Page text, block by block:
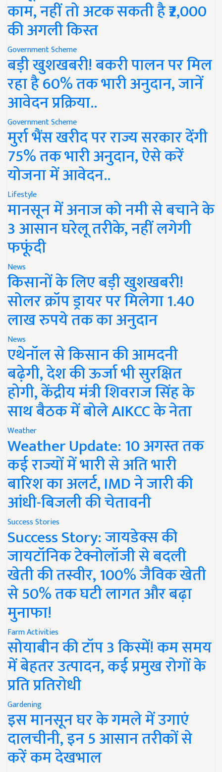
काम, नहीं तो अटक सकती है ₹2,000
की अगली किस्त
Government Scheme
बड़ी खुशखबरी! बकरी पालन पर मिल
रहा है 60% तक भारी अनुदान, जानें
आवेदन प्रक्रिया..
Government Scheme
मुर्रा भैंस खरीद पर राज्य सरकार देंगी
75% तक भारी अनुदान, ऐसे करें
योजना में आवेदन..
Lifestyle
मानसून में अनाज को नमी से बचाने के
3 आसान घरेलू तरीके, नहीं लगेगी
फफूंदी
News
किसानों के लिए बड़ी खुशखबरी!
सोलर क्रॉप ड्रायर पर मिलेगा 1.40
लाख रुपये तक का अनुदान
News
एथेनॉल से किसान की आमदनी
बढ़ेगी, देश की ऊर्जा भी सुरक्षित
होगी, केंद्रीय मंत्री शिवराज सिंह के
साथ बैठक में बोले AIKCC के नेता
Weather
Weather Update: 10 अगस्त तक
कई राज्यों में भारी से अति भारी
बारिश का अलर्ट, IMD ने जारी की
आंधी-बिजली की चेतावनी
Success Stories
Success Story: जायडेक्स की
जायटॉनिक टेक्नोलॉजी से बदली
खेती की तस्वीर, 100% जैविक खेती
से 50% तक घटी लागत और बढ़ा
मुनाफा!
Farm Activities
सोयाबीन की टॉप 3 किस्में! कम समय
में बेहतर उत्पादन, कई प्रमुख रोगों के
प्रति प्रतिरोधी
Gardening
इस मानसून घर के गमले में उगाएं
दालचीनी, इन 5 आसान तरीकों से
करें कम देखभाल